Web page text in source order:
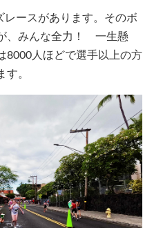
レースがあります。そのボ
、みんな全力！ 一生懸
人ほどで選手以上の方
す。